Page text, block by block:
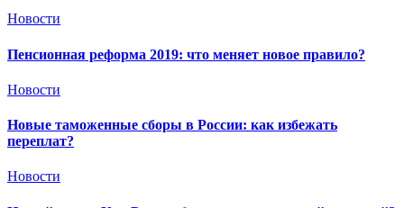
Новости
Пенсионная реформа 2019: что меняет новое правило?
Новости
Новые таможенные сборы в России: как избежать
переплат?
Новости